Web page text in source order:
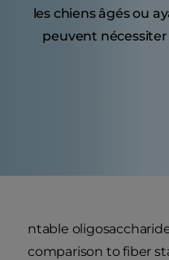
les chiens âgés ou
peuvent
ntable
comparison to fiber